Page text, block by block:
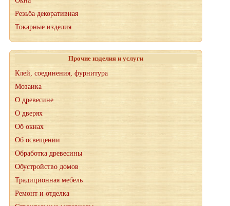
Резьба декоративная
Токарные изделия
Прочие изделия и услуги
Клей, соединения, фурнитура
Мозаика
О древесине
О дверях
Об окнах
Об освещении
Обработка древесины
Обустройство домов
Традиционная мебель
Ремонт и отделка